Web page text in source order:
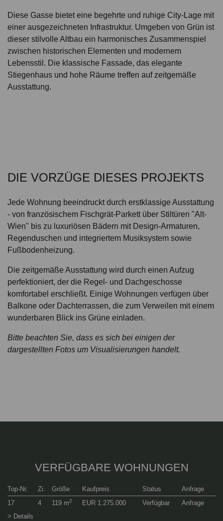
Diese Gasse bietet eine begehrte und ruhige City-Lage mit
einer ausgezeichneten Infrastruktur. Umgeben von Grün ist
dieser stilvolle Altbau ein harmonisches Zusammenspiel
zwischen historischen Elementen und modernem
Lebensstil. Die klassische Fassade, das elegante
Stiegenhaus und hohe Räume treffen auf zeitgemäße
Ausstattung.
DIE VORZÜGE DIESES PROJEKTS
Jede Wohnung beeindruckt durch erstklassige Ausstattung
- von französischem Fischgrät-Parkett über Stiltüren "Alt-
Wien" bis zu luxuriösen Bädern mit Design-Armaturen,
Regenduschen und integriertem Musiksystem sowie
Fußbodenheizung.
Die zeitgemäße Ausstattung wird durch einen Aufzug
perfektioniert, der die Regel- und Dachgeschosse
komfortabel erschließt. Einige Wohnungen verfügen über
Balkone oder Dachterrassen, die zum Verweilen mit einem
wunderbaren Blick ins Grüne einladen.
Bitte beachten Sie, dass es sich bei einigen der
dargestellten Fotos um Visualisierungen handelt.
VERFÜGBARE WOHNUNGEN
Top-Nr. Zi. Größe Kaufpreis Status
Anfrage
17
4 119 m2 EUR 1.275.000 Verfügbar
Anfrage
> Details